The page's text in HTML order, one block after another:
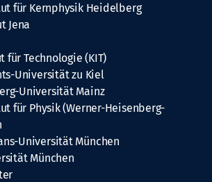
für Kernphysik Heidelberg
Jena
für Technologie (KIT)
Universität zu Kiel
Universität Mainz
für Physik (Werner-Heisenberg-
Universität München
München